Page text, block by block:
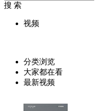
搜 索
视频
分类浏览
大家都在看
最新视频